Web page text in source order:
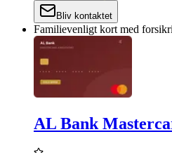
Bliv kontaktet
Familievenligt kort med
AL Bank